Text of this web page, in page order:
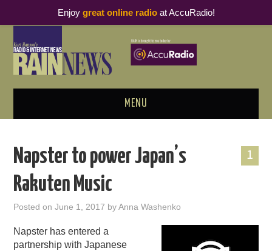
MENU
PODCAST BUSINESS LUNCH
THOUGHT LEADERS
1
Napster to power Japan’s
Rakuten Music
Posted onJune 1, 2017 byAnna Washenko
Napster has entered a
partnership with Japanese
Enjoy great online radioat AccuRadio!